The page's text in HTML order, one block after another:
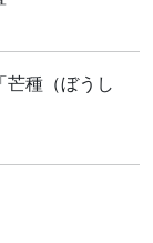
種（ぼうし